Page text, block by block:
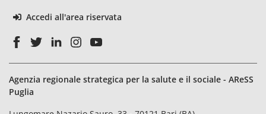
Accedi all'area riservata
Agenzia regionale strategica per la salute e il sociale - AReSS
Puglia